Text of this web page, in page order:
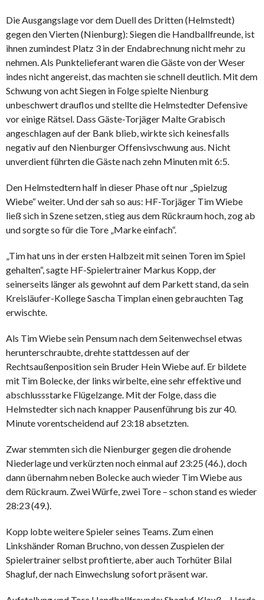
Die Ausgangslage vor dem Duell des Dritten (Helmstedt)
gegen den Vierten (Nienburg): Siegen die Handballfreunde, ist
ihnen zumindest Platz 3 in der Endabrechnung nicht mehr zu
nehmen. Als Punktelieferant waren die Gäste von der Weser
indes nicht angereist, das machten sie schnell deutlich. Mit dem
Schwung von acht Siegen in Folge spielte Nienburg
unbeschwert drauflos und stellte die Helmstedter Defensive
vor einige Rätsel. Dass Gäste-Torjäger Malte Grabisch
angeschlagen auf der Bank blieb, wirkte sich keinesfalls
negativ auf den Nienburger Offensivschwung aus. Nicht
unverdient führten die Gäste nach zehn Minuten mit 6:5.
Den Helmstedtern half in dieser Phase oft nur „Spielzug
Wiebe“ weiter. Und der sah so aus: HF-Torjäger Tim Wiebe
ließ sich in Szene setzen, stieg aus dem Rückraum hoch, zog ab
und sorgte so für die Tore „Marke einfach“.
„Tim hat uns in der ersten Halbzeit mit seinen Toren im Spiel
gehalten“, sagte HF-Spielertrainer Markus Kopp, der
seinerseits länger als gewohnt auf dem Parkett stand, da sein
Kreisläufer-Kollege Sascha Timplan einen gebrauchten Tag
erwischte.
Als Tim Wiebe sein Pensum nach dem Seitenwechsel etwas
herunterschraubte, drehte stattdessen auf der
Rechtsaußenposition sein Bruder Hein Wiebe auf. Er bildete
mit Tim Bolecke, der links wirbelte, eine sehr effektive und
abschlussstarke Flügelzange. Mit der Folge, dass die
Helmstedter sich nach knapper Pausenführung bis zur 40.
Minute vorentscheidend auf 23:18 absetzten.
Zwar stemmten sich die Nienburger gegen die drohende
Niederlage und verkürzten noch einmal auf 23:25 (46.), doch
dann übernahm neben Bolecke auch wieder Tim Wiebe aus
dem Rückraum. Zwei Würfe, zwei Tore – schon stand es wieder
28:23 (49.).
Kopp lobte weitere Spieler seines Teams. Zum einen
Linkshänder Roman Bruchno, von dessen Zuspielen der
Spielertrainer selbst profitierte, aber auch Torhüter Bilal
Shagluf, der nach Einwechslung sofort präsent war.